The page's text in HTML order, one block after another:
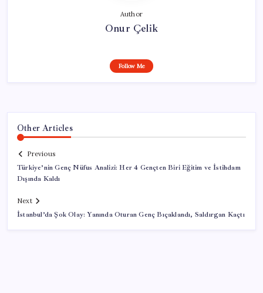
Author
Onur Çelik
Follow Me
Other Articles
Previous
Türkiye’nin Genç Nüfus Analizi: Her 4 Gençten Biri Eğitim ve İstihdam
Dışında Kaldı
Next
İstanbul’da Şok Olay: Yanında Oturan Genç Bıçaklandı, Saldırgan Kaçtı